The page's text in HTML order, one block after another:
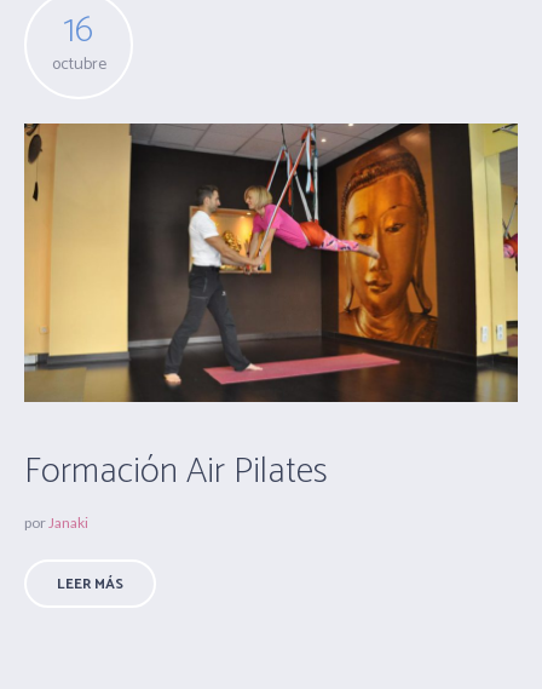
16
octubre
Formación Air Pilates
por Janaki
LEER MÁS